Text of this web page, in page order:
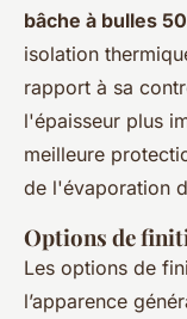
bâche à bulles
isolation
rapport à sa
l'épaisseur plus
meilleure
de l'évaporation
Options de
Les options de
l’apparence